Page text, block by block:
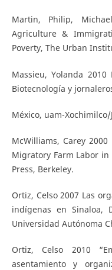
Martin, Philip,
Agriculture &
Poverty, The Urban
Massieu, Yolanda
Biotecnología y
México, uam-
McWilliams, Carey
Migratory Farm Labor
Press, Berkeley.
Ortiz, Celso 2007 Las
indígenas en Sinaloa,
Universidad Autónoma
Ortiz, Celso 2010
asentamiento y